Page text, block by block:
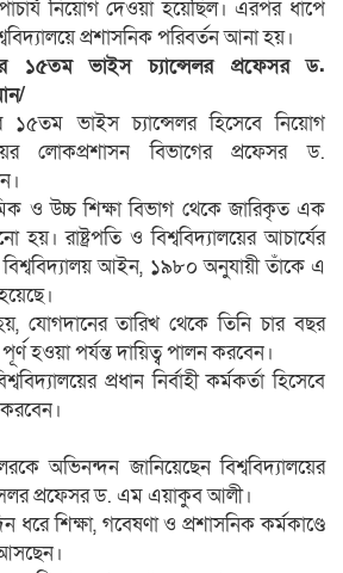
নিয়োগ দেওয়া হয়েছিল। এরপর ধাপে
প্রশাসনিক পরিবর্তন আনা হয়।
১৫তম ভাইস চ্যান্সেলর প্রফেসর ড.
১৫তম ভাইস চ্যান্সেলর হিসেবে নিয়োগ
লোকপ্রশাসন বিভাগের প্রফেসর ড.
ও উচ্চ শিক্ষা বিভাগ থেকে জারিকৃত এক
হয়। রাষ্ট্রপতি ও বিশ্ববিদ্যালয়ের আচার্যের
আইন, ১৯৮০ অনুযায়ী তাঁকে এ
যোগদানের তারিখ থেকে তিনি চার বছর
হওয়া পর্যন্ত দায়িত্ব পালন করবেন।
প্রধান নির্বাহী কর্মকর্তা হিসেবে
করবেন।
অভিনন্দন জানিয়েছেন বিশ্ববিদ্যালয়ের
প্রফেসর ড. এম এয়াকুব আলী।
ধরে শিক্ষা, গবেষণা ও প্রশাসনিক কর্মকাণ্ডে